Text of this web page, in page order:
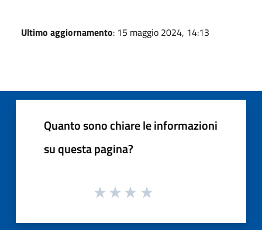
Ultimo aggiornamento: 15 maggio 2024, 14:13
Quanto sono chiare le informazioni
su questa pagina?